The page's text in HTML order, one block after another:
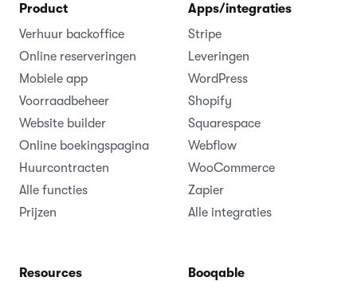
Product
Verhuur backoffice
Online reserveringen
Mobiele app
Voorraadbeheer
Website builder
Online boekingspagina
Huurcontracten
Alle functies
Prijzen
Apps/integraties
Stripe
Leveringen
WordPress
Shopify
Squarespace
Webflow
WooCommerce
Zapier
Alle integraties
Resources
Booqable